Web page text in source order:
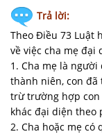
Trả lời:
Theo Điều 73 Luật
về việc cha mẹ đại
1. Cha mẹ là
thành niên, con
trừ trường hợp con
khác đại diện theo
2. Cha hoặc mẹ